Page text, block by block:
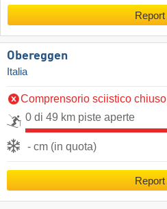
Report
Obereggen
Italia
Comprensorio sciistico chiuso
0 di 49 km piste aperte
- cm (in quota)
Report